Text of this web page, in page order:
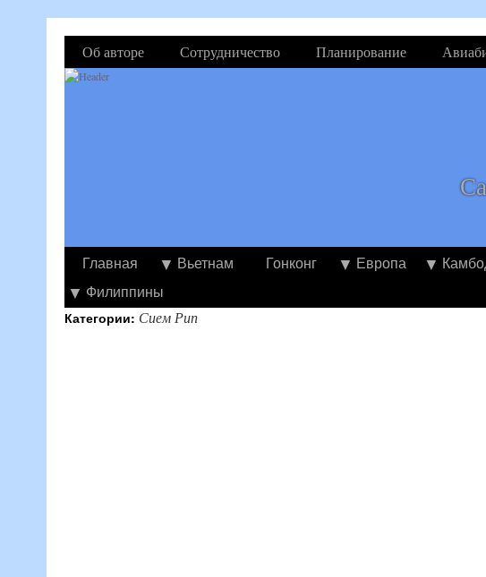
Об авторе Сотрудничество Планирование
Главная Вьетнам Гонконг Европа
Филиппины
Категории: Сием Рип